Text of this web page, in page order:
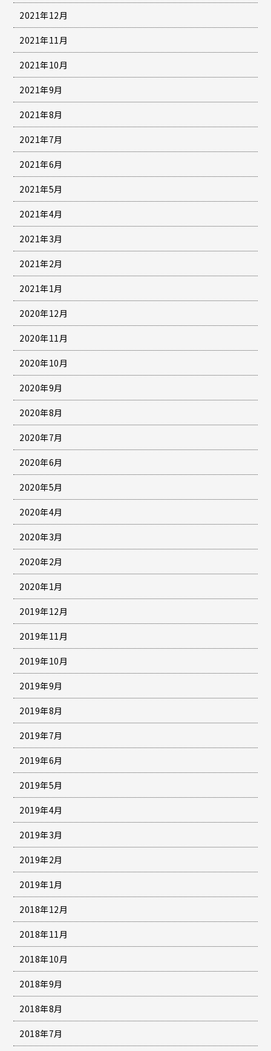
2021年12月
2021年11月
2021年10月
2021年9月
2021年8月
2021年7月
2021年6月
2021年5月
2021年4月
2021年3月
2021年2月
2021年1月
2020年12月
2020年11月
2020年10月
2020年9月
2020年8月
2020年7月
2020年6月
2020年5月
2020年4月
2020年3月
2020年2月
2020年1月
2019年12月
2019年11月
2019年10月
2019年9月
2019年8月
2019年7月
2019年6月
2019年5月
2019年4月
2019年3月
2019年2月
2019年1月
2018年12月
2018年11月
2018年10月
2018年9月
2018年8月
2018年7月